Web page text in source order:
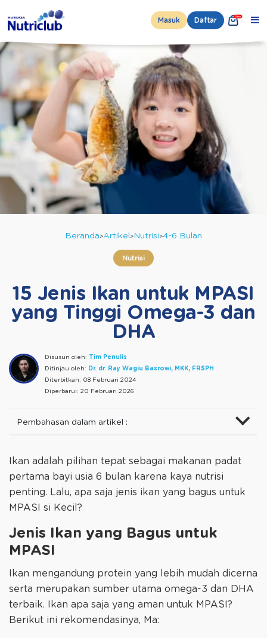
Masuk Daftar
Beranda Artikel Nutrisi 4-6 Bulan
Nutrisi
15 Jenis Ikan untuk MPASI
yang Tinggi Omega-3 dan
DHA
Disusun oleh: Tim Penulis
Ditinjau oleh: Dr. dr. Ray Wagiu Basrowi, MKK, FRSPH
Diterbitkan: 08 Februari 2024
Diperbarui: 20 Februari 2026
Pembahasan dalam artikel :
Ikan adalah pilihan tepat sebagai makanan padat
pertama bayi usia 6 bulan karena kaya nutrisi
penting. Lalu, apa saja jenis ikan yang bagus untuk
MPASI si Kecil?
Jenis Ikan yang Bagus untuk
MPASI
Ikan mengandung protein yang lebih mudah dicerna
serta merupakan sumber utama omega-3 dan DHA
terbaik. Ikan apa saja yang aman untuk MPASI?
Berikut ini rekomendasinya, Ma: